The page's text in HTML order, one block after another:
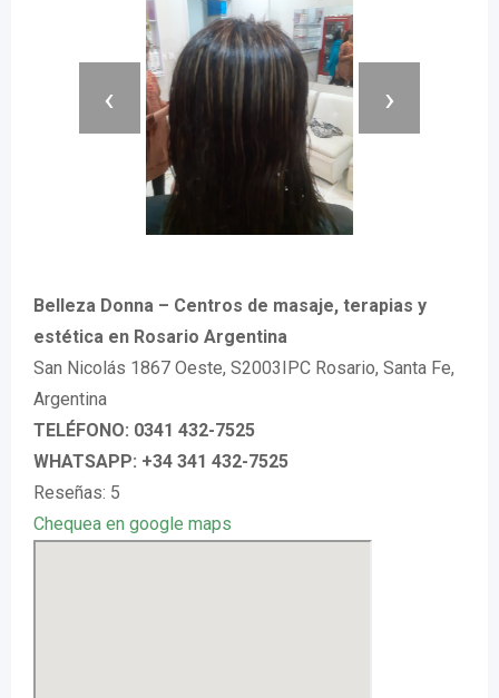
‹ ›
Belleza Donna – Centros de masaje, terapias y
estética en Rosario Argentina
San Nicolás 1867 Oeste, S2003IPC Rosario, Santa Fe,
Argentina
TELÉFONO: 0341 432-7525
WHATSAPP: +34 341 432-7525
Reseñas: 5
Chequea en google maps